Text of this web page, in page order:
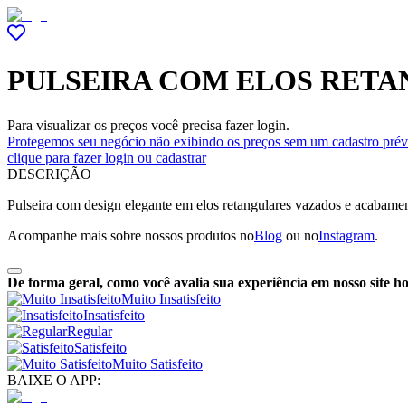
PULSEIRA COM ELOS
Para visualizar os preços você precisa fazer login.
Protegemos seu negócio não exibindo os preços sem um cadastro
clique para fazer login ou cadastrar
DESCRIÇÃO
Pulseira com design elegante em elos retangulares vazados e
Acompanhe mais sobre nossos produtos noBlog ou noInstagram.
De forma geral, como você avalia sua experiência em nosso site
Muito Insatisfeito
Insatisfeito
Regular
Satisfeito
Muito Satisfeito
BAIXE O APP: